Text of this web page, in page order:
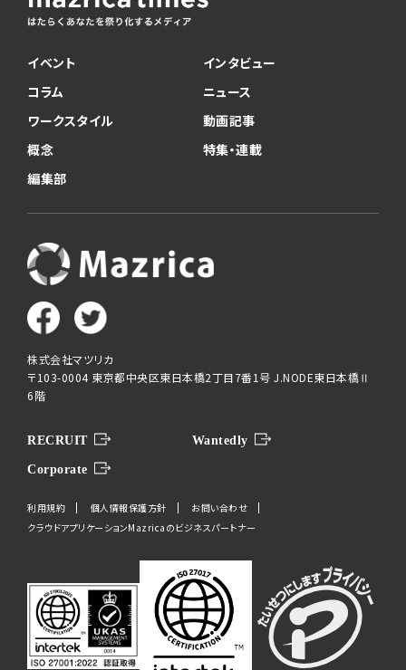
イベント
インタビュー
コラム
ニュース
ワークスタイル
動画記事
概念
特集・連載
編集部
株式会社マツリカ
〒103-0004 東京都中央区東日本橋2丁目7番1号 J.NODE東日本橋Ⅱ
6階
RECRUIT Wantedly
Corporate
利用規約 個人情報保護方針
お問い合わせ
クラウドアプリケーションMazricaのビジネスパートナー